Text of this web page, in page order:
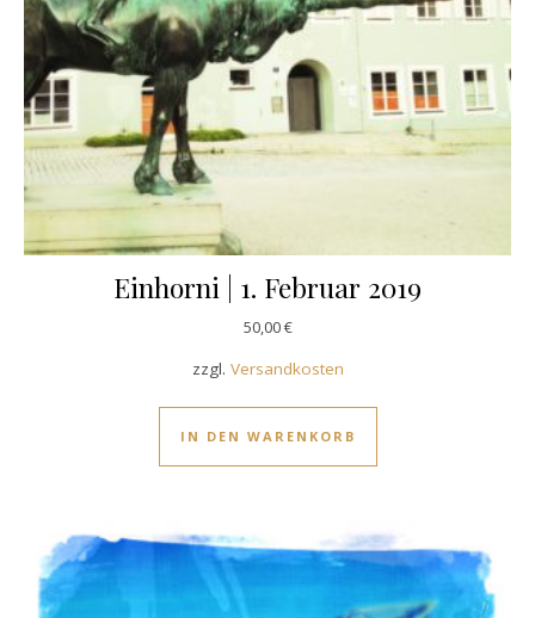
Einhorni | 1. Februar 2019
50,00€
zzgl. Versandkosten
IN DEN WARENKORB